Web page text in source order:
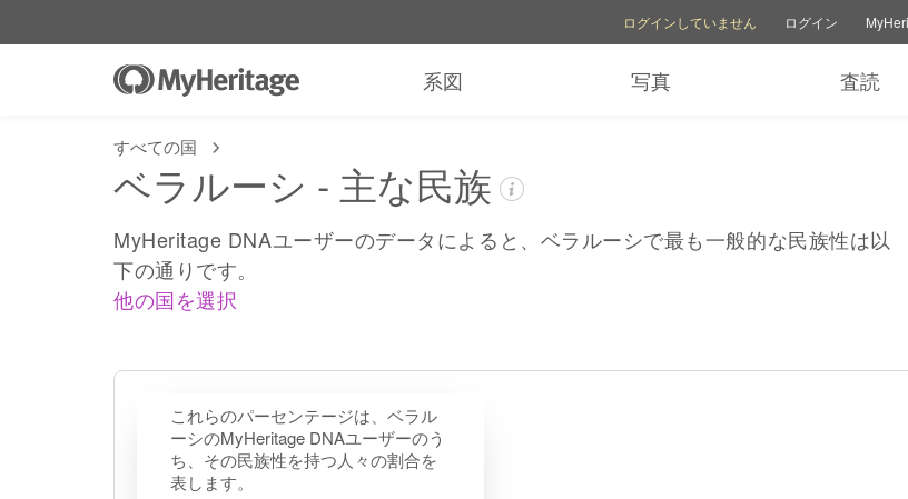
ログインしていません ログイン
系図 写真 査読
すべての国
ベラルーシ - 主な民族
MyHeritage DNAユーザーのデータによると、ベラルーシで最も一般的な民族性は以
下の通りです。
他の国を選択
これらのパーセンテージは、ベラル
ーシのMyHeritage DNAユーザーのう
ち、その民族性を持つ人々の割合を
表します。